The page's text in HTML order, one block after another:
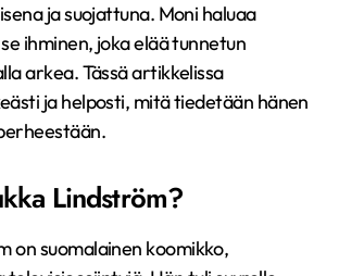
ja suojattuna. Moni haluaa
ihminen, joka elää tunnetun
arkea. Tässä artikkelissa
ja helposti, mitä tiedetään hänen
Lindström?
on suomalainen koomikko,